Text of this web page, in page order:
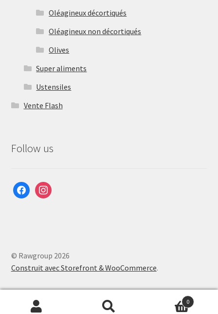
Oléagineux décortiqués
Oléagineux non décortiqués
Olives
Super aliments
Ustensiles
Vente Flash
Follow us
facebookinstagram
© Rawgroup 2026
Construit avec Storefront & WooCommerce.
0